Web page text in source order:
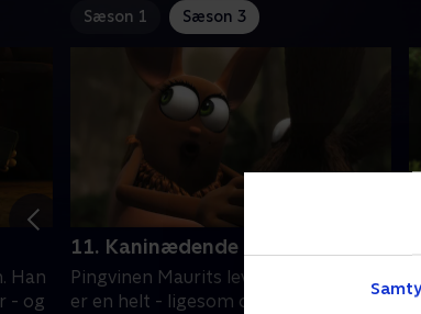
Sæson 1 Sæson 3
Han
- og
11. Kaninædende planter
Pingvinen Maurits lever i junglen. Han
er en helt - ligesom de andre dyr - og